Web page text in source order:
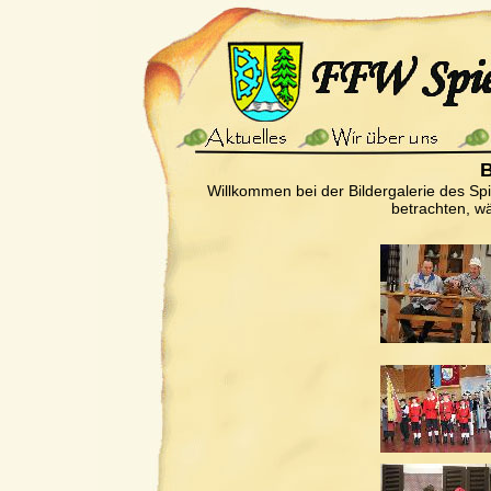
Willkommen bei der Bildergalerie des
betrachten,